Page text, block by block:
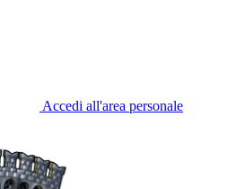
Accedi all'area personale